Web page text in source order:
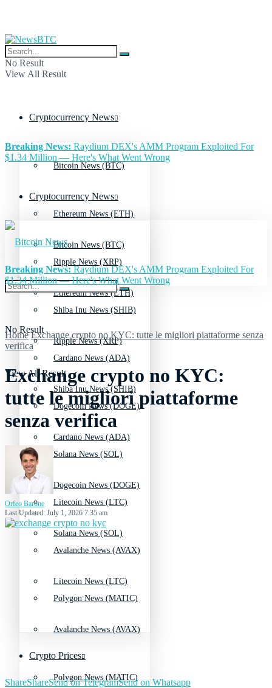
No Result
View All Result
Cryptocurrency News
Bitcoin News (BTC)
Ethereum News (ETH)
Ripple News (XRP)
Shiba Inu News (SHIB)
Cardano News (ADA)
Dogecoin News (DOGE)
Solana News (SOL)
Litecoin News (LTC)
Avalanche News (AVAX)
Polygon News (MATIC)
Crypto Prices
Breaking News: Raydium DEX's AMM Program Exploited For
$1.34 Million — Here's What Went Wrong
Cryptocurrency News
Bitcoin News (BTC)
Ethereum News (ETH)
Ripple News (XRP)
Shiba Inu News (SHIB)
Cardano News (ADA)
Dogecoin News (DOGE)
Solana News (SOL)
Litecoin News (LTC)
Avalanche News (AVAX)
Polygon News (MATIC)
No Result
View All Result
Breaking News:Raydium DEX's AMM Program Exploited For
$1.34 Million — Here's What Went Wrong
Home Exchange crypto no KYC: tutte le migliori piattaforme senza
verifica
Exchange crypto no KYC:
tutte le migliori piattaforme
senza verifica
Orfeo Barone
Last Updated: July 1, 2026 7:35 am
ShareShareSend on TelegramSend on Whatsapp